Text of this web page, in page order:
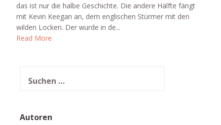
das ist nur die halbe Geschichte. Die andere Hälfte fängt
mit Kevin Keegan an, dem englischen Stürmer mit den
wilden Locken. Der wurde in de...
Read More
nach:
Autoren